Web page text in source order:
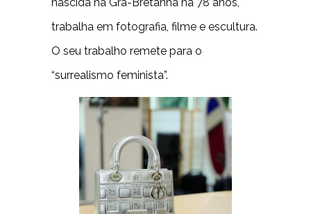
trabalha em fotografia, filme e escultura.
O seu trabalho remete para o
“surrealismo feminista”.